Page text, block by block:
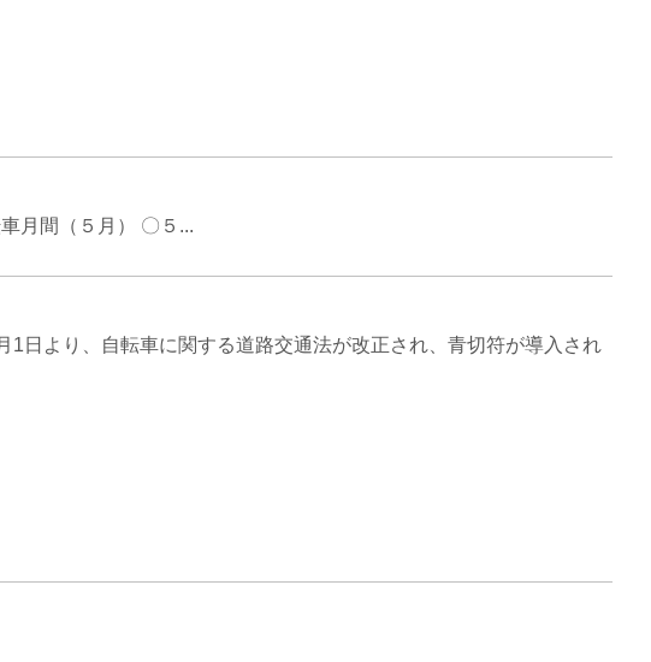
月間（５月） 〇５...
関する道路交通法が改正され、青切符が導入され